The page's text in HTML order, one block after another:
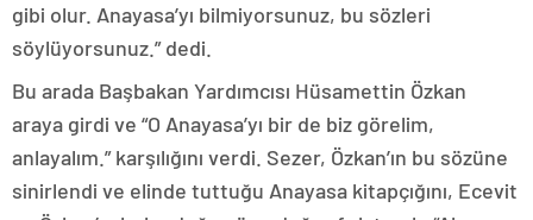
gibi olur. Anayasa’yı bilmiyorsunuz, bu sözleri
söylüyorsunuz.” dedi.
Bu arada Başbakan Yardımcısı Hüsamettin Özkan
araya girdi ve “O Anayasa’yı bir de biz görelim,
anlayalım.” karşılığını verdi. Sezer, Özkan’ın bu sözüne
sinirlendi ve elinde tuttuğu Anayasa kitapçığını, Ecevit